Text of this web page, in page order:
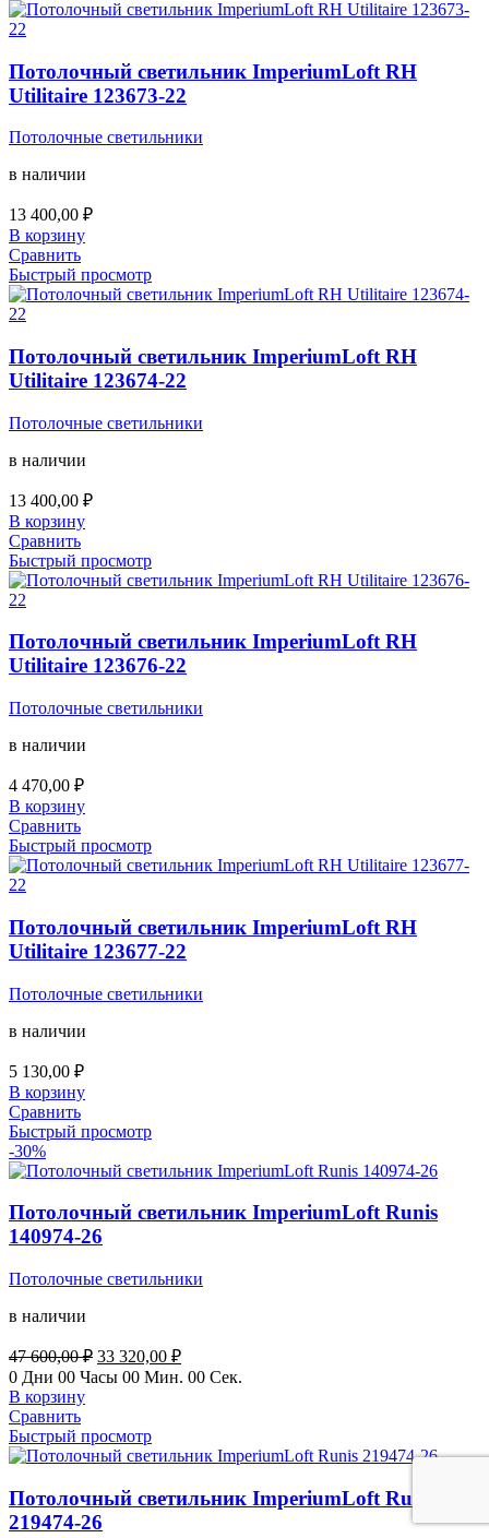
Потолочный светильник ImperiumLoft RH
Utilitaire 123673-22
Потолочные светильники
в наличии
13 400,00 ₽
В корзину
Сравнить
Быстрый просмотр
Потолочный светильник ImperiumLoft RH
Utilitaire 123674-22
Потолочные светильники
в наличии
13 400,00 ₽
В корзину
Сравнить
Быстрый просмотр
Потолочный светильник ImperiumLoft RH
Utilitaire 123676-22
Потолочные светильники
в наличии
4 470,00 ₽
В корзину
Сравнить
Быстрый просмотр
Потолочный светильник ImperiumLoft RH
Utilitaire 123677-22
Потолочные светильники
в наличии
5 130,00 ₽
В корзину
Сравнить
Быстрый просмотр
-30%
Потолочный светильник ImperiumLoft Runis
140974-26
Потолочные светильники
в наличии
47 600,00₽ Первоначальная
цена
600,00 ₽.
33 320,00 ₽Текущая
цена:
0 Дни 00 Часы 00 Мин. 00 Сек.
В корзину
Сравнить
Быстрый просмотр
Потолочный светильник ImperiumLoft Runis
219474-26